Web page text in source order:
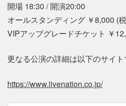
開場 18:30 / 開演20:00
オールスタンディング ￥8,000 (
VIPアップグレードチケット ￥
更なる公演の詳細は以下のサイト
https://www.livenation.co.jp/